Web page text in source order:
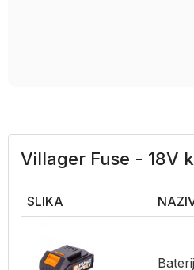
Villager Fuse - 18V
SLIKA